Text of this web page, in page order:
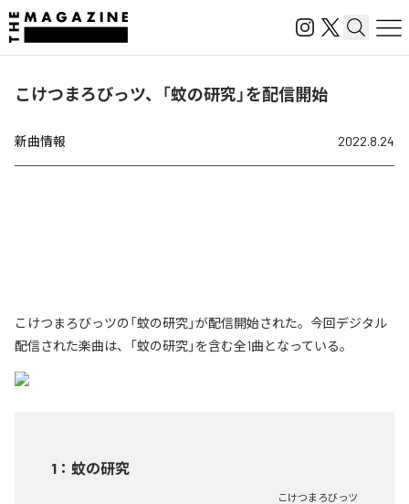
こけつまろびっツ、「蚊の研究」を配信開始
新曲情報 2022.8.24
こけつまろびっツの「蚊の研究」が配信開始された。今回デジタル
配信された楽曲は、「蚊の研究」を含む全1曲となっている。
1 ： 蚊の研究
こけつまろびっツ